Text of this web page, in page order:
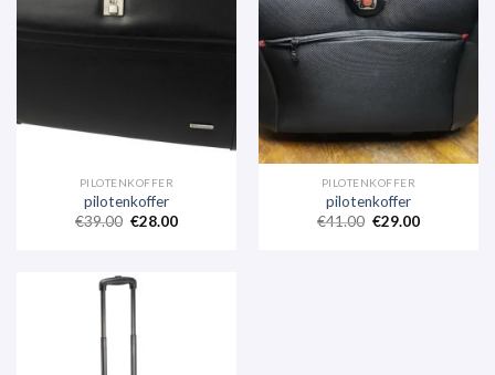
PILOTENKOFFER
pilotenkoffer
€39.00 €28.00
PILOTENKOFFER
pilotenkoffer
€41.00 €29.00